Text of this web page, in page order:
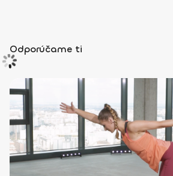
Odporúčame ti